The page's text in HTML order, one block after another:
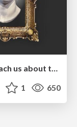
What the history of the web can teach us about the future of AI
1 650